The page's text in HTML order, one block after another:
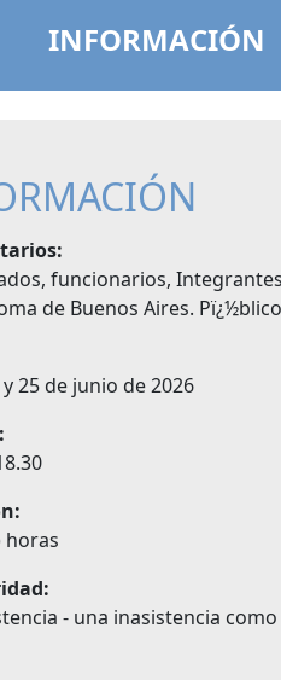
INFORMACIÓN
funcionarios,
de Buenos Aires.
y 25 de junio de 2026
horas
- una inasistencia